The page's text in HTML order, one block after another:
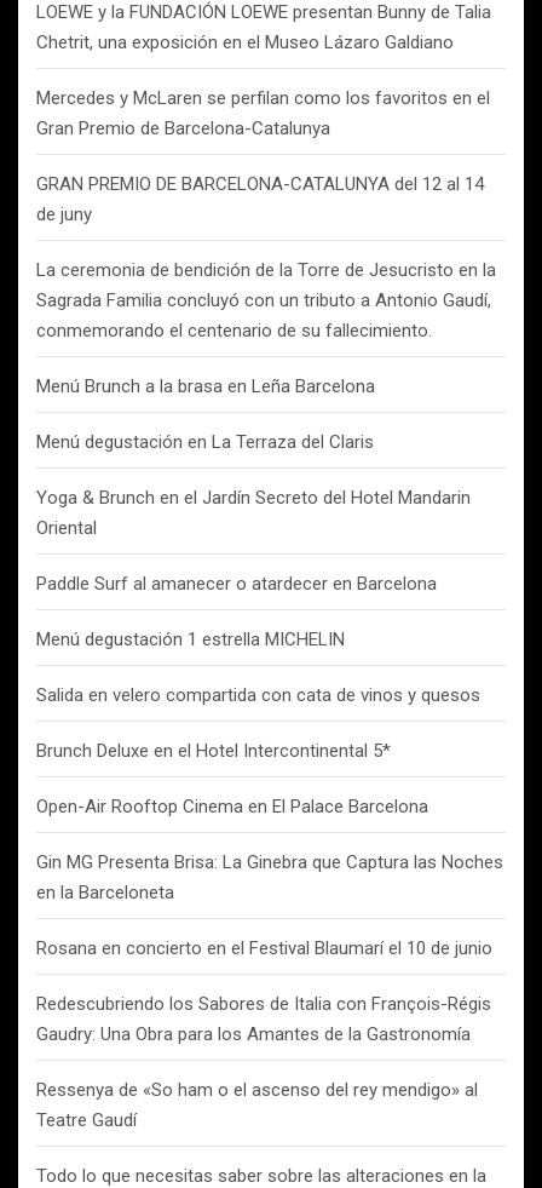
LOEWE y la FUNDACIÓN LOEWE presentan Bunny de Talia
Chetrit, una exposición en el Museo Lázaro Galdiano
Mercedes y McLaren se perfilan como los favoritos en el
Gran Premio de Barcelona-Catalunya
GRAN PREMIO DE BARCELONA-CATALUNYA del 12 al 14
de juny
La ceremonia de bendición de la Torre de Jesucristo en la
Sagrada Familia concluyó con un tributo a Antonio Gaudí,
conmemorando el centenario de su fallecimiento.
Menú Brunch a la brasa en Leña Barcelona
Menú degustación en La Terraza del Claris
Yoga & Brunch en el Jardín Secreto del Hotel Mandarin
Oriental
Paddle Surf al amanecer o atardecer en Barcelona
Menú degustación 1 estrella MICHELIN
Salida en velero compartida con cata de vinos y quesos
Brunch Deluxe en el Hotel Intercontinental 5*
Open-Air Rooftop Cinema en El Palace Barcelona
Gin MG Presenta Brisa: La Ginebra que Captura las Noches
en la Barceloneta
Rosana en concierto en el Festival Blaumarí el 10 de junio
Redescubriendo los Sabores de Italia con François-Régis
Gaudry: Una Obra para los Amantes de la Gastronomía
Ressenya de «So ham o el ascenso del rey mendigo» al
Teatre Gaudí
Todo lo que necesitas saber sobre las alteraciones en la